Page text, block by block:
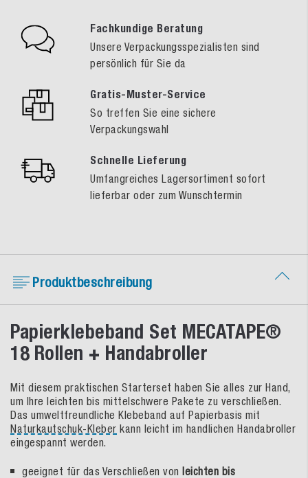
Fachkundige Beratung
Unsere Verpackungsspezialisten sind
persönlich für Sie da
Gratis-Muster-Service
So treffen Sie eine sichere
Verpackungswahl
Schnelle Lieferung
Umfangreiches Lagersortiment sofort
lieferbar oder zum Wunschtermin
Produktbeschreibung
Papierklebeband Set MECATAPE®
18 Rollen + Handabroller
Mit diesem praktischen Starterset haben Sie alles zur Hand,
um Ihre leichten bis mittelschwere Pakete zu verschließen.
Das umweltfreundliche Klebeband auf Papierbasis mit
Naturkautschuk-Kleber kann leicht im handlichen Handabroller
eingespannt werden.
geeignet für das Verschließen von leichten bis